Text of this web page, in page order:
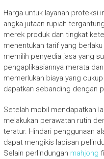
Harga untuk layanan proteksi
angka jutaan rupiah
merek produk dan tingkat
menentukan tarif yang
memilih penyedia jasa yang
pengaplikasiannya merata
memerlukan biaya yang
dapatkan sebanding dengan
Setelah mobil mendapatkan
melakukan perawatan rutin
teratur. Hindari penggunaan
dapat mengikis lapisan
Selain perlindungan mahjong